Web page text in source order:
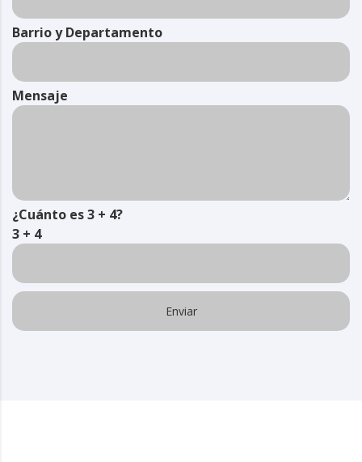
Barrio y Departamento
Mensaje
¿Cuánto es 3 + 4?
3 + 4